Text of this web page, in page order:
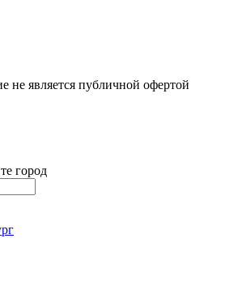
не является публичной офертой
город